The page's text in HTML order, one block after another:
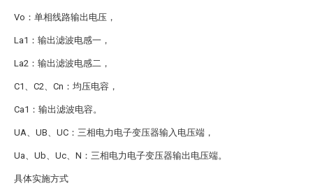
Vo：单相线路输出电压，
La1：输出滤波电感一，
La2：输出滤波电感二，
C1、C2、Cn：均压电容，
Ca1：输出滤波电容。
UA、UB、UC：三相电力电子变压器输入电压端，
Ua、Ub、Uc、N：三相电力电子变压器输出电压端。
具体实施方式